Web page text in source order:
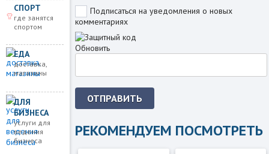
СПОРТ
где занятся
спортом
ЕДА
доставка,
магазины
ДЛЯ
БИЗНЕСА
услуги для
ведения
бизнеса
Подписаться на уведомления о новых
комментариях
Обновить
ОТПРАВИТЬ
РЕКОМЕНДУЕМ ПОСМОТРЕТЬ